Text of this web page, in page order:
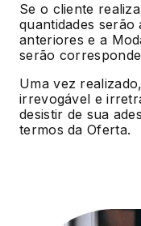
Se o cliente
quantidades serão
anteriores e a
serão
Uma vez
irrevogável e
desistir de sua
termos da Oferta.